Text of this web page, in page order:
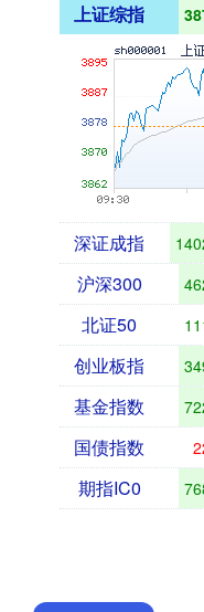
上证综指
深证成指
沪深300
北证50
创业板指
基金指数
国债指数
期指IC0